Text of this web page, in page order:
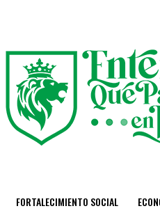
FORTALECIMIENTO SOCIAL